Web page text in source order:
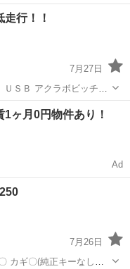
帰するには難しくないと
メイト
行！！
7月27日
に
1ヶ月0円物件あり！
Ad
7月26日
カギ〇(純正キーなしの